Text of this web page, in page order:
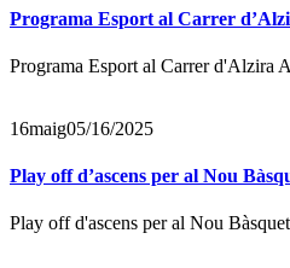
Programa Esport al Carrer
Programa Esport al Carrer d'Alzira
16maig05/16/2025
Play off d’ascens per al Nou
Play off d'ascens per al Nou